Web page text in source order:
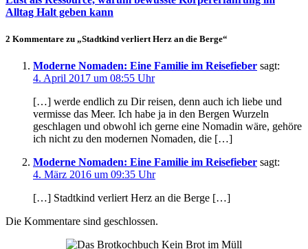
Alltag Halt geben kann
2 Kommentare zu „Stadtkind verliert Herz an die Berge“
Moderne Nomaden: Eine Familie im Reisefieber sagt:
4. April 2017 um 08:55 Uhr
[…] werde endlich zu Dir reisen, denn auch ich liebe und
vermisse das Meer. Ich habe ja in den Bergen Wurzeln
geschlagen und obwohl ich gerne eine Nomadin wäre, gehöre
ich nicht zu den modernen Nomaden, die […]
Moderne Nomaden: Eine Familie im Reisefieber sagt:
4. März 2016 um 09:35 Uhr
[…] Stadtkind verliert Herz an die Berge […]
Die Kommentare sind geschlossen.